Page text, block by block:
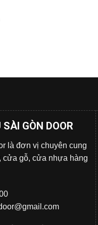
SÀI GÒN DOOR
là đơn vị chuyên cung
cửa gỗ, cửa nhựa hàng